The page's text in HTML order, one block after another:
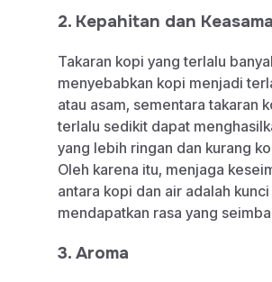
2. Kepahitan dan
Takaran kopi yang terlalu
menyebabkan kopi menjadi
atau asam, sementara takaran
terlalu sedikit dapat
yang lebih ringan dan kurang
Oleh karena itu, menjaga
antara kopi dan air adalah
mendapatkan rasa yang
3. Aroma